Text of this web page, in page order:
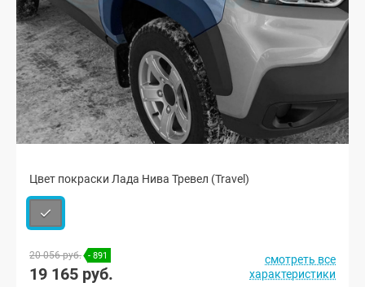
Цвет покраски Лада Нива Тревел (Travel)
20 056 руб. - 891
19 165 руб.
смотреть все
характеристики